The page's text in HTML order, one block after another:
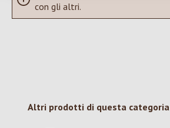
con gli altri.
Salta la galleria dei prodotti
Altri prodotti di questa categoria